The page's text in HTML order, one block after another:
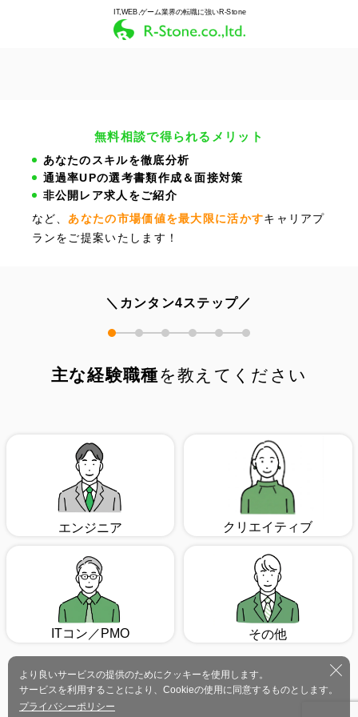
IT,WEB,ゲーム業界の転職に強いR-Stone
無料相談で得られるメリット
あなたのスキルを徹底分析
通過率UPの選考書類作成＆面接対策
非公開レア求人をご紹介
など、 あなたの市場価値を最大限に活かすキャリアプ
ランをご提案いたします！
＼カンタン4ステップ／
主な経験職種を教えてください
エンジニア クリエイティブ
ITコン／PMO その他
より良いサービスの提供のためにクッキーを使用します。
サービスを利用することにより、Cookieの使用に同意するものとします。
プライバシーポリシー